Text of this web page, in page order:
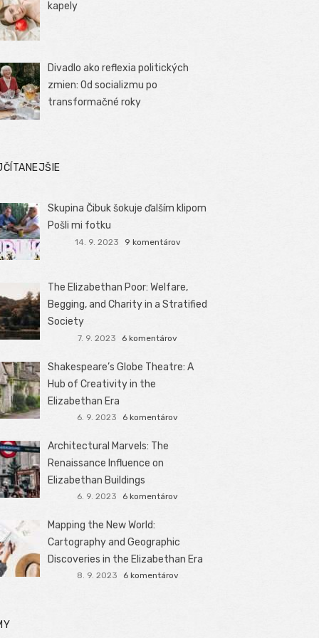
kapely
Divadlo ako reflexia politických
zmien: Od socializmu po
transformačné roky
Skupina Čibuk šokuje ďalším klipom
Pošli mi fotku
14. 9. 2023 9 komentárov
The Elizabethan Poor: Welfare,
Begging, and Charity in a Stratified
Society
7. 9. 2023 6 komentárov
Shakespeare’s Globe Theatre: A
Hub of Creativity in the
Elizabethan Era
6. 9. 2023 6 komentárov
Architectural Marvels: The
Renaissance Influence on
Elizabethan Buildings
6. 9. 2023 6 komentárov
Mapping the New World:
Cartography and Geographic
Discoveries in the Elizabethan Era
8. 9. 2023 6 komentárov